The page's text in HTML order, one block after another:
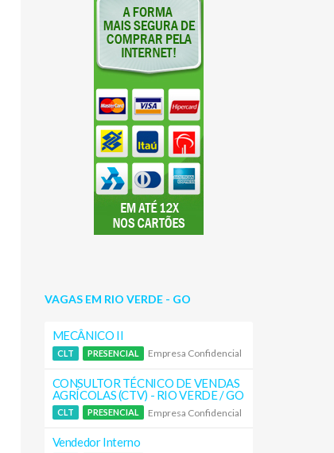
VAGAS EM RIO VERDE - GO
MECÂNICO II
CLT PRESENCIAL Empresa Confidencial
CONSULTOR TÉCNICO DE VENDAS
AGRÍCOLAS (CTV) - RIO VERDE / GO
CLT PRESENCIAL Empresa Confidencial
Vendedor Interno